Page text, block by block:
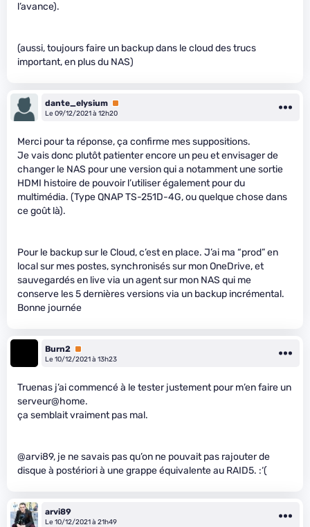
l’avance).
(aussi, toujours faire un backup dans le cloud des trucs
important, en plus du NAS)
dante_elysium Premium
Le 09/12/2021 à 12h20
Merci pour ta réponse, ça confirme mes suppositions.
Je vais donc plutôt patienter encore un peu et envisager de
changer le NAS pour une version qui a notamment une sortie
HDMI histoire de pouvoir l’utiliser également pour du
multimédia. (Type QNAP TS-251D-4G, ou quelque chose dans
ce goût là).
Pour le backup sur le Cloud, c’est en place. J’ai ma “prod” en
local sur mes postes, synchronisés sur mon OneDrive, et
sauvegardés en live via un agent sur mon NAS qui me
conserve les 5 dernières versions via un backup incrémental.
Bonne journée
Burn2 Premium
Le 10/12/2021 à 13h23
Truenas j’ai commencé à le tester justement pour m’en faire un
serveur@home.
ça semblait vraiment pas mal.
@arvi89, je ne savais pas qu’on ne pouvait pas rajouter de
disque à postériori à une grappe équivalente au RAID5. :‘(
arvi89
Le 10/12/2021 à 21h49